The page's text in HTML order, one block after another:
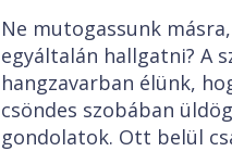
Ne mutogassunk
egyáltalán hallgatni? A
hangzavarban élünk,
csöndes szobában
gondolatok. Ott belül